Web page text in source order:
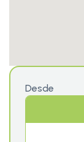
Desde